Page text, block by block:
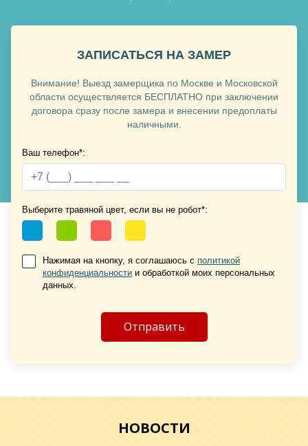
Хочу такую
Хочу такую
Хочу такую
ЗАПИСАТЬСЯ НА ЗАМЕР
Внимание! Выезд замерщика по Москве и Московской
области осуществляется БЕСПЛАТНО при заключении
договора сразу после замера и внесении предоплаты
наличными.
Ваш телефон*:
Выберите травяной цвет, если вы не робот*:
Нажимая на кнопку, я соглашаюсь с политикой
конфиденциальности и обработкой моих персональных
данных.
НОВОСТИ